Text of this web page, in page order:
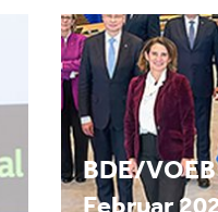
BDE/
Februar